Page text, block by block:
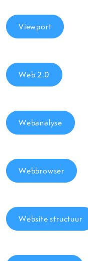
Viewport
Web 2.0
Webanalyse
Webbrowser
Website structuur